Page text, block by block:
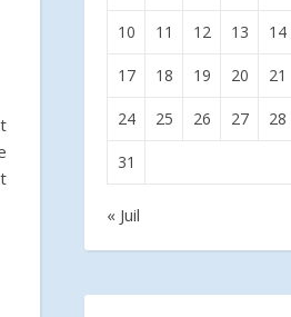
10 11 12 13 14
17 18 19 20 21
24 25 26 27 28
31
« Juil